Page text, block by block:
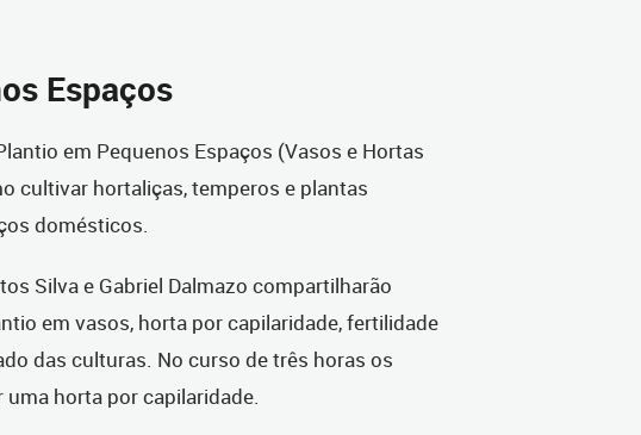
Espaços
em Pequenos Espaços (Vasos e Hortas
cultivar hortaliças, temperos e plantas
domésticos.
Silva e Gabriel Dalmazo compartilharão
em vasos, horta por capilaridade, fertilidade
das culturas. No curso de três horas os
horta por capilaridade.